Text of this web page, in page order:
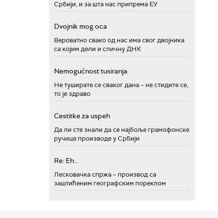
Србији, и за шта нас припрема ЕУ
Dvojnik mog oca
Вероватно свако од нас има свог двојника
са којим дели и сличну ДНК
Nemogućnost tusiranja
Не туширате се сваког дана – не стидите се,
то је здраво
Cestitke za uspeh
Да ли сте знали да се најбоље грамофонске
ручице производе у Србији
Re: Eh...
Лесковачка спржа – производ са
заштићеним географским пореклом